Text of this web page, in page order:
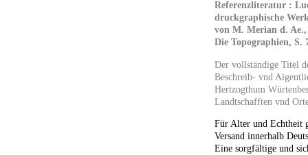
Referenzliteratur :
druckgraphische
von M. Merian d.
Die Topographien, S.
Der vollständige Titel
Beschreib- vnd
Hertzogthum
Landtschafften vnd
Für Alter und Echtheit
Versand innerhalb
Eine sorgfältige und